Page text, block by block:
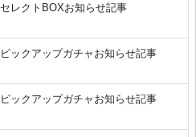
セレクトBOXお知らせ記事
ピックアップガチャお知らせ記事
ピックアップガチャお知らせ記事